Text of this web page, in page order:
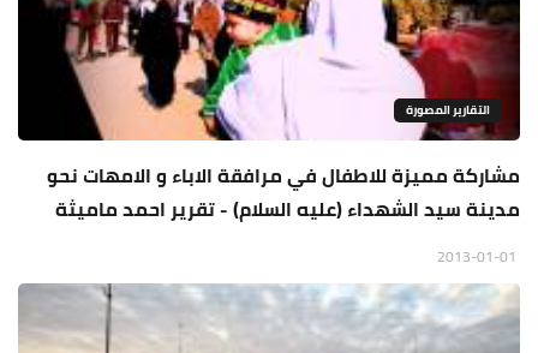
التقارير المصورة
مشاركة مميزة للاطفال في مرافقة الاباء و الامهات نحو
مدينة سيد الشهداء (عليه السلام) - تقرير احمد ماميثة